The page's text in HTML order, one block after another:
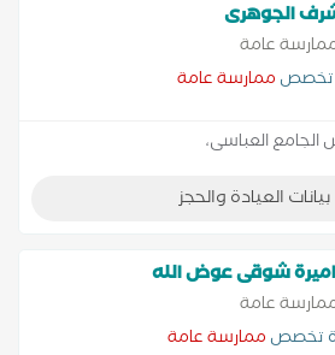
الجوهرى
عامة
تخصص ممارسة عامة
العباسى،
بيانات العيادة والحجز
شوقى عوض الله
عامة
تخصص ممارسة عامة